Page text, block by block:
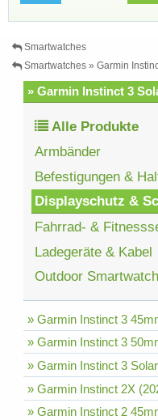
Smartwatches
Smartwatches » Garmin
» Garmin Instinct 3
Alle Produkte
Armbänder
Befestigungen &
Displayschutz &
Fahrrad- &
Ladegeräte & Kabel
Outdoor Smartwatch
» Garmin Instinct 3
» Garmin Instinct 3
» Garmin Instinct 3
» Garmin Instinct 2X
» Garmin Instinct 2